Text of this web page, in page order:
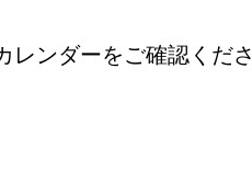
レンダーをご確認くださ